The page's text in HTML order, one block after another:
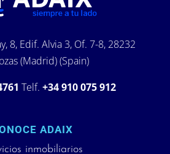
8, Edif. Alvia 3, Of. 7-8, 28232
(Madrid) (Spain)
Telf.+34 910 075 912
ADAIX
inmobiliarios